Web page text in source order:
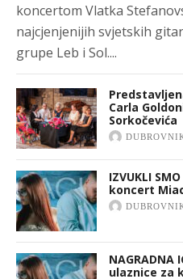
koncertom Vlatka
najcjenjenijih svjetskih
grupe Leb i Sol....
Carla
Sorkočevića
IZVUKLI
koncert
NAGRADNA
ulaznice za